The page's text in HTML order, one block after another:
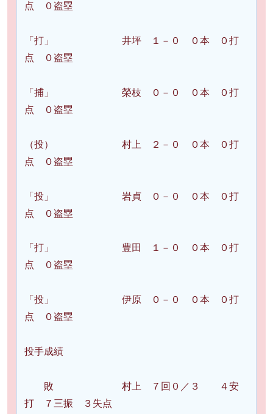
点 ０盗塁
「打」 井坪 １－０ ０本 ０打
点 ０盗塁
「捕」 榮枝 ０－０ ０本 ０打
点 ０盗塁
（投） 村上 ２－０ ０本 ０打
点 ０盗塁
「投」 岩貞 ０－０ ０本 ０打
点 ０盗塁
「打」 豊田 １－０ ０本 ０打
点 ０盗塁
「投」 伊原 ０－０ ０本 ０打
点 ０盗塁
投手成績
敗 村上 ７回０／３ ４安
打 ７三振 ３失点